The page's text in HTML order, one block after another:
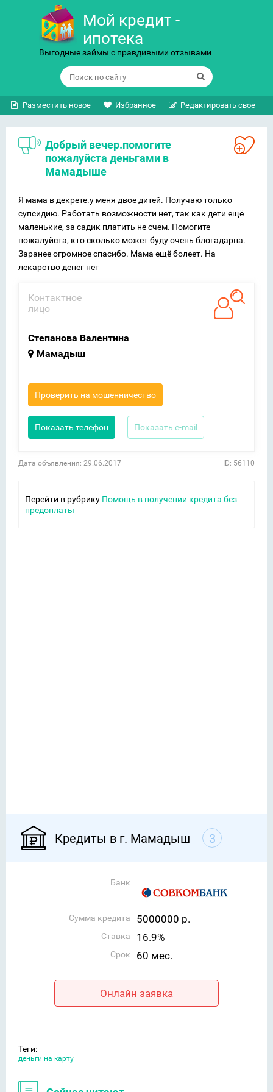
Мой кредит -
ипотека
Выгодные займы с правдивыми отзывами
Разместить новое Избранное Редактировать свое
Добрый вечер.помогите
пожалуйста деньгами в
Мамадыше
Я мама в декрете.у меня двое дитей. Получаю только
супсидию. Работать возможности нет, так как дети ещё
маленькие, за садик платить не счем. Помогите
пожалуйста, кто сколько может буду очень блогадарна.
Заранее огромное спасибо. Мама ещё болеет. На
лекарство денег нет
Контактное
лицо
Степанова Валентина
Мамадыш
Проверить на мошенничество
Показать телефон Показать e-mail
Дата объявления: 29.06.2017 ID: 56110
Перейти в рубрику Помощь в получении кредита без
предоплаты
Кредиты в г. Мамадыш 3
Банк
Сумма кредита 5000000 р.
Ставка 16.9%
Срок 60 мес.
Онлайн заявка
Теги:
деньги на карту